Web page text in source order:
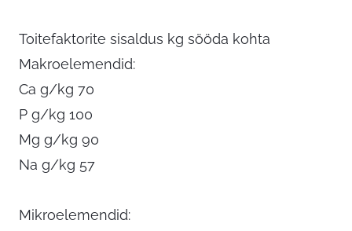
Toitefaktorite sisaldus kg sööda kohta
Makroelemendid:
Ca g/kg 70
P g/kg 100
Mg g/kg 90
Na g/kg 57
Mikroelemendid: